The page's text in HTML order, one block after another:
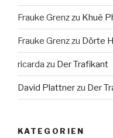
Frauke Grenzzu Khuê
Frauke Grenzzu Dörte
ricarda zu Der Trafikant
David Plattnerzu Der
KATEGORIEN